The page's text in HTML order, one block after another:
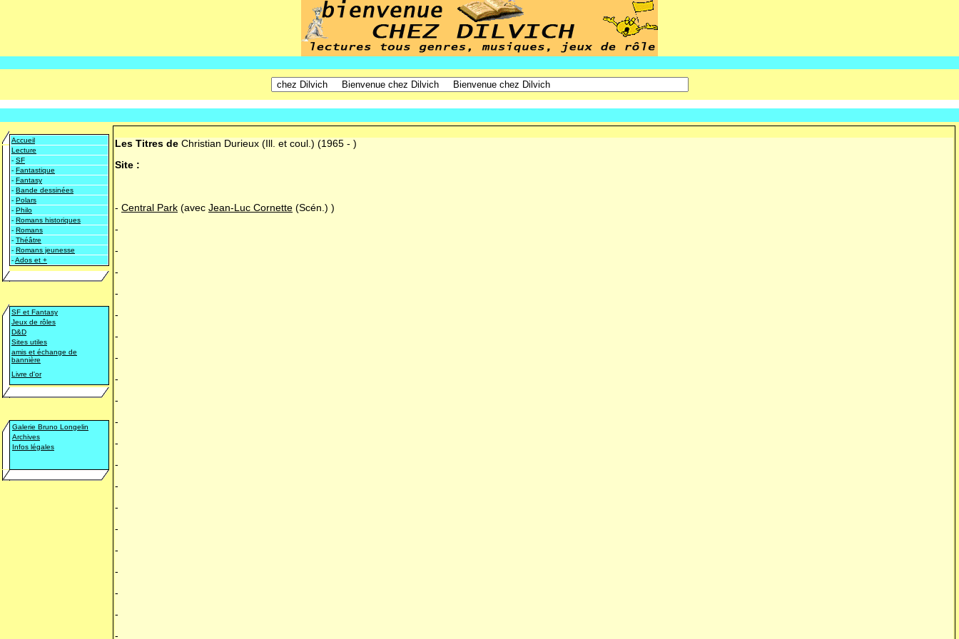
Accueil
Lecture
- SF
- Fantastique
- Fantasy
- Bande dessinées
- Polars
- Philo
- Romans historiques
- Romans
- Théâtre
- Romans jeunesse
-Ados et +
SF et Fantasy
Jeux de rôles
D&D
Sites utiles
amis et échange de
bannière
Livre d'or
Galerie Bruno Longelin
Archives
Infos légales
Les Titres de Christian Durieux (Ill. et coul.) (1965 - )
Site :
- Central Park (avec Jean-Luc Cornette (Scén.) )
-
-
-
-
-
-
-
-
-
-
-
-
-
-
-
-
-
-
-
-